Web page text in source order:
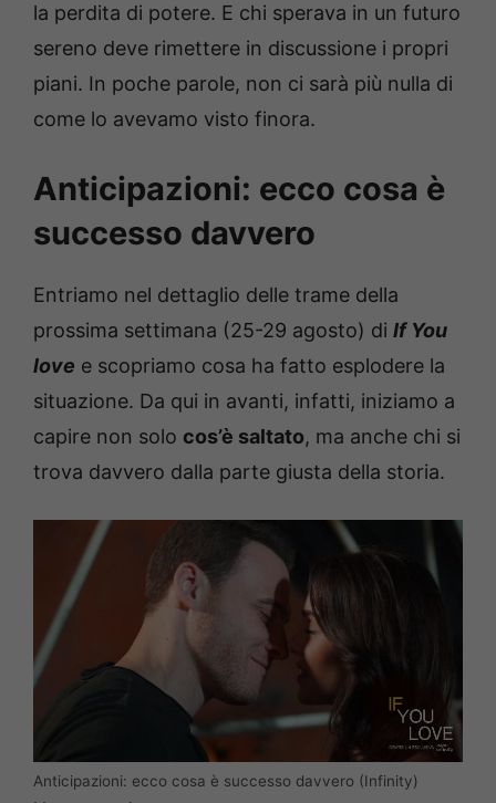
la perdita di potere. E chi sperava in un futuro
sereno deve rimettere in discussione i propri
piani. In poche parole, non ci sarà più nulla di
come lo avevamo visto finora.
Anticipazioni: ecco cosa è
successo davvero
Entriamo nel dettaglio delle trame della
prossima settimana (25-29 agosto) di If You
love e scopriamo cosa ha fatto esplodere la
situazione. Da qui in avanti, infatti, iniziamo a
capire non solo cos’è saltato, ma anche chi si
trova davvero dalla parte giusta della storia.
Anticipazioni: ecco cosa è successo davvero (Infinity)